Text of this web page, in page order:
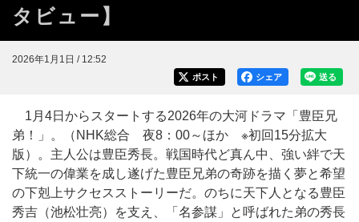
タビュー】
2026年1月1日 / 12:52
送る
シェア
ポスト
1月4日からスタートする2026年の大河ドラマ「豊臣兄
弟！」。（NHK総合 夜8：00～ほか ※初回15分拡大
版）。主人公は豊臣秀長。戦国時代ど真ん中、強い絆で天
下統一の偉業を成し遂げた豊臣兄弟の奇跡を描く夢と希望
の下剋上サクセスストーリーだ。のちに天下人となる豊臣
秀吉（池松壮亮）を支え、「名参謀」と呼ばれた弟の秀長